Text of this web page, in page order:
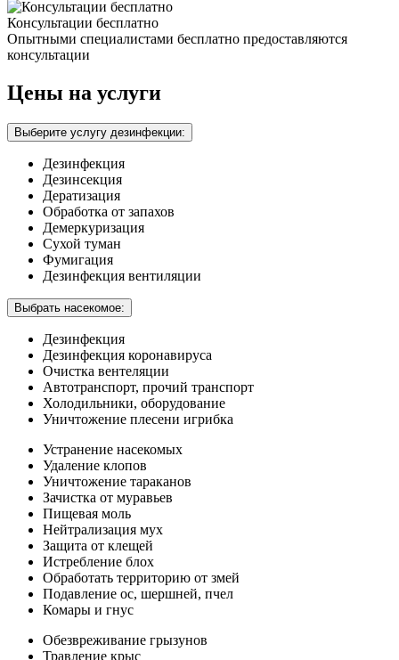
Консультации бесплатно
Опытными специалистами бесплатно предоставляются
консультации
Цены на услуги
Выберите услугу дезинфекции:
Дезинфекция
Дезинсекция
Дератизация
Обработка от запахов
Демеркуризация
Сухой туман
Фумигация
Дезинфекция вентиляции
Выбрать насекомое:
Дезинфекция
Дезинфекция коронавируса
Очистка вентеляции
Автотранспорт, прочий транспорт
Холодильники, оборудование
Уничтожение плесени игрибка
Устранение насекомых
Удаление клопов
Уничтожение тараканов
Зачистка от муравьев
Пищевая моль
Нейтрализация мух
Защита от клещей
Истребление блох
Обработать территорию от змей
Подавление ос, шершней, пчел
Комары и гнус
Обезвреживание грызунов
Травление крыс